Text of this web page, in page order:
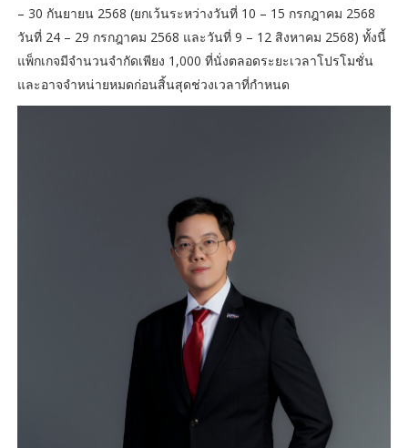
– 30 กันยายน 2568 (ยกเว้นระหว่างวันที่ 10 – 15 กรกฎาคม 2568
วันที่ 24 – 29 กรกฎาคม 2568 และวันที่ 9 – 12 สิงหาคม 2568) ทั้งนี้
แพ็กเกจมีจำนวนจำกัดเพียง 1,000 ที่นั่งตลอดระยะเวลาโปรโมชั่น
และอาจจำหน่ายหมดก่อนสิ้นสุดช่วงเวลาที่กำหนด